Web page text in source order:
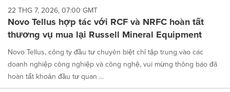
22 THG 7, 2026, 07:00 GMT
Novo Tellus hợp tác với RCF và NRFC hoàn tất
thương vụ mua lại Russell Mineral Equipment
Novo Tellus, công ty đầu tư chuyên biệt chỉ tập trung vào các
doanh nghiệp công nghiệp và công nghệ, vui mừng thông báo đã
hoàn tất khoản đầu tư quan ...